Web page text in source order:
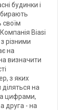
будинки і
своїм
Biasi
різними
на
визначити
з яких
на
цифрами,
друга - на